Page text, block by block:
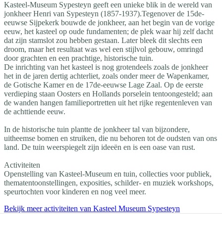
Kasteel-Museum Sypesteyn geeft een unieke blik in de wereld van
jonkheer Henri van Sypesteyn (1857-1937).Tegenover de 15de-
eeuwse Sijpekerk bouwde de jonkheer, aan het begin van de vorige
eeuw, het kasteel op oude fundamenten; de plek waar hij zelf dacht
dat zijn stamslot zou hebben gestaan. Later bleek dit slechts een
droom, maar het resultaat was wel een stijlvol gebouw, omringd
door grachten en een prachtige, historische tuin.
De inrichting van het kasteel is nog grotendeels zoals de jonkheer
het in de jaren dertig achterliet, zoals onder meer de Wapenkamer,
de Gotische Kamer en de 17de-eeuwse Lage Zaal. Op de eerste
verdieping staan Oosters en Hollands porselein tentoongesteld; aan
de wanden hangen familieportretten uit het rijke regentenleven van
de achttiende eeuw.
In de historische tuin plantte de jonkheer tal van bijzondere,
uitheemse bomen en struiken, die nu behoren tot de oudsten van ons
land. De tuin weerspiegelt zijn ideeën en is een oase van rust.
Activiteiten
Openstelling van Kasteel-Museum en tuin, collecties voor publiek,
thematentoonstellingen, exposities, schilder- en muziek workshops,
speurtochten voor kinderen en nog veel meer.
Bekijk meer activiteiten van Kasteel Museum Sypesteyn